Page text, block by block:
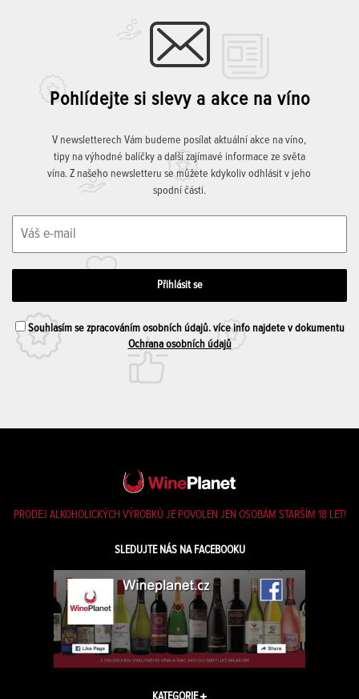
Pohlídejte si slevy a akce na víno
V newsletterech Vám budeme posílat aktuální akce na víno,
tipy na výhodné balíčky a další zajímavé informace ze světa
vína. Z našeho newsletteru se můžete kdykoliv odhlásit v jeho
spodní části.
Souhlasím se zpracováním osobních údajů. více info najdete v dokumentu
Ochrana osobních údajů
PRODEJ ALKOHOLICKÝCH VÝROBKŮ JE POVOLEN JEN OSOBÁM STARŠÍM 18 LET!
SLEDUJTE NÁS NA FACEBOOKU
KATEGORIE